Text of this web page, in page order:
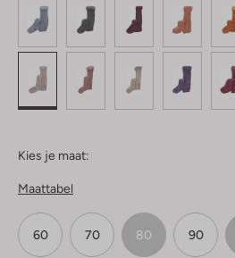
Kies je maat:
Maattabel
60 70 80 90